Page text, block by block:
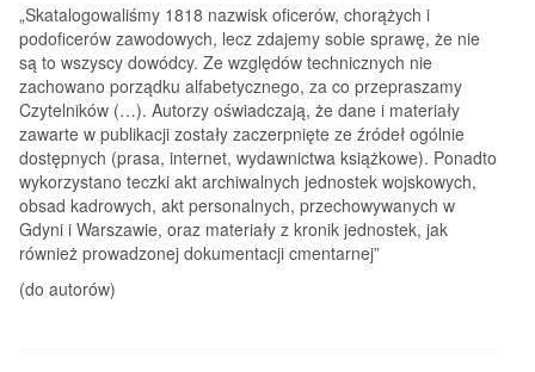
„Skatalogowaliśmy 1818 nazwisk oficerów, chorążych i
podoficerów zawodowych, lecz zdajemy sobie sprawę, że nie
są to wszyscy dowódcy. Ze względów technicznych nie
zachowano porządku alfabetycznego, za co przepraszamy
Czytelników (…). Autorzy oświadczają, że dane i materiały
zawarte w publikacji zostały zaczerpnięte ze źródeł ogólnie
dostępnych (prasa, internet, wydawnictwa książkowe). Ponadto
wykorzystano teczki akt archiwalnych jednostek wojskowych,
obsad kadrowych, akt personalnych, przechowywanych w
Gdyni i Warszawie, oraz materiały z kronik jednostek, jak
również prowadzonej dokumentacji cmentarnej”
(do autorów)